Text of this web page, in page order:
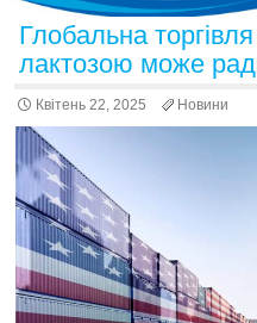
Глобальна
лактозою може
Квітень 22, 2025 Новини